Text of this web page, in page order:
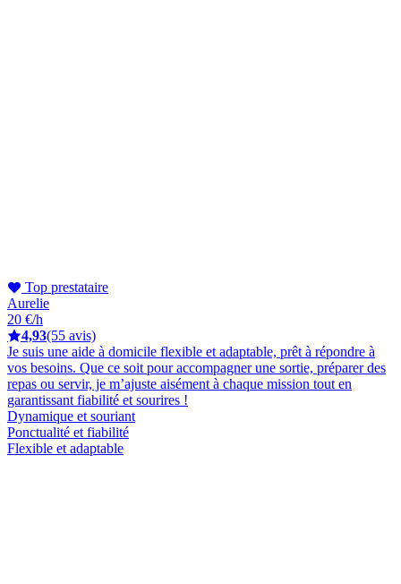
Top prestataire
Aurelie
20 €/h
4,93(55 avis)
Je suis une aide à domicile flexible et adaptable, prêt à répondre à
vos besoins. Que ce soit pour accompagner une sortie, préparer des
repas ou servir, je m’ajuste aisément à chaque mission tout en
garantissant fiabilité et sourires !
Dynamique et souriant
Ponctualité et fiabilité
Flexible et adaptable